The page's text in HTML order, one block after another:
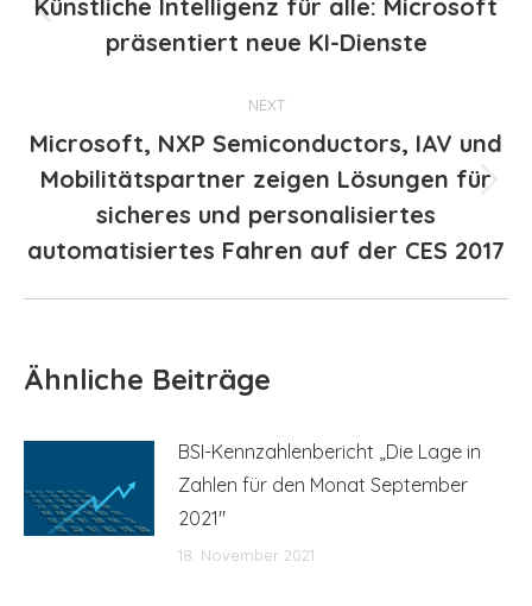
Previous
post:
Künstliche Intelligenz für alle: Microsoft
präsentiert neue KI-Dienste
NEXT
Next
post:
Microsoft, NXP Semiconductors, IAV und
Mobilitätspartner zeigen Lösungen für
sicheres und personalisiertes
automatisiertes Fahren auf der CES 2017
Ähnliche Beiträge
BSI-Kennzahlenbericht „Die Lage in
Zahlen für den Monat September
2021″
18. November 2021